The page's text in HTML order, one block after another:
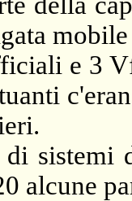
e 3
di
alcune